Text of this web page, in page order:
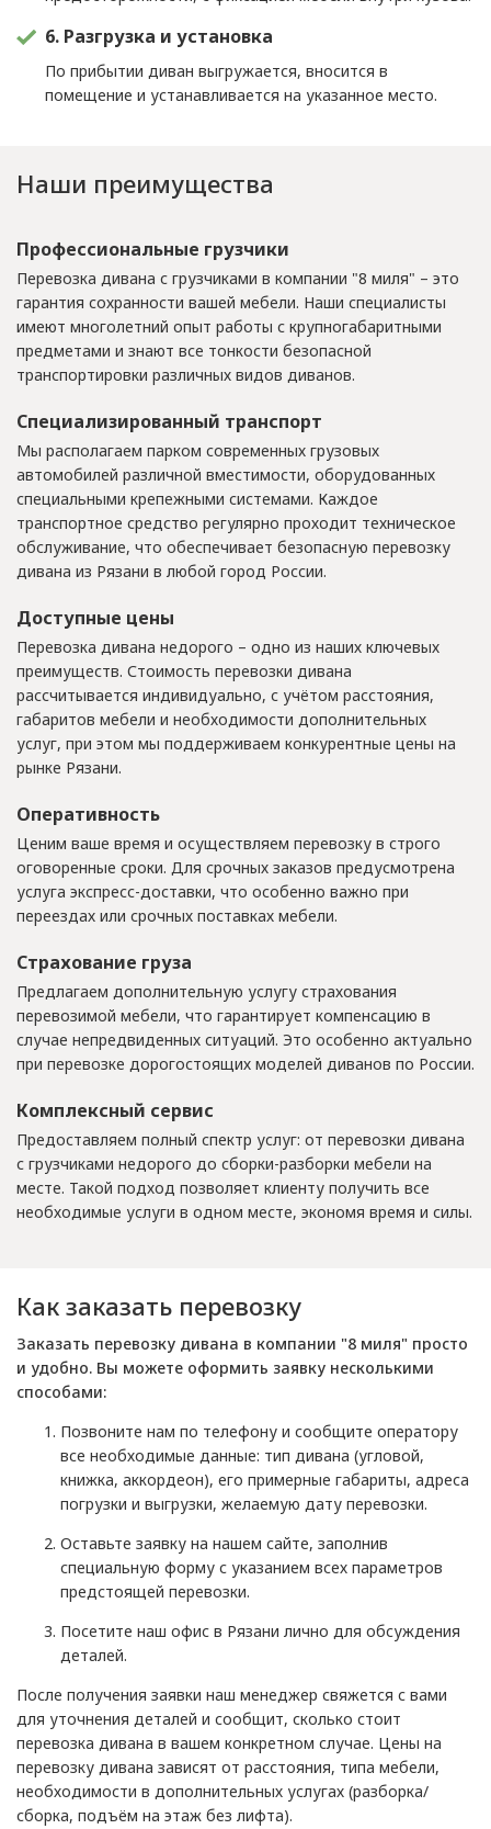
6. Разгрузка и установка
По прибытии диван выгружается, вносится в
помещение и устанавливается на указанное место.
Наши преимущества
Профессиональные грузчики
Перевозка дивана с грузчиками в компании "8 миля" – это
гарантия сохранности вашей мебели. Наши специалисты
имеют многолетний опыт работы с крупногабаритными
предметами и знают все тонкости безопасной
транспортировки различных видов диванов.
Специализированный транспорт
Мы располагаем парком современных грузовых
автомобилей различной вместимости, оборудованных
специальными крепежными системами. Каждое
транспортное средство регулярно проходит техническое
обслуживание, что обеспечивает безопасную перевозку
дивана из Рязани в любой город России.
Доступные цены
Перевозка дивана недорого – одно из наших ключевых
преимуществ. Стоимость перевозки дивана
рассчитывается индивидуально, с учётом расстояния,
габаритов мебели и необходимости дополнительных
услуг, при этом мы поддерживаем конкурентные цены на
рынке Рязани.
Оперативность
Ценим ваше время и осуществляем перевозку в строго
оговоренные сроки. Для срочных заказов предусмотрена
услуга экспресс-доставки, что особенно важно при
переездах или срочных поставках мебели.
Страхование груза
Предлагаем дополнительную услугу страхования
перевозимой мебели, что гарантирует компенсацию в
случае непредвиденных ситуаций. Это особенно актуально
при перевозке дорогостоящих моделей диванов по России.
Комплексный сервис
Предоставляем полный спектр услуг: от перевозки дивана
с грузчиками недорого до сборки-разборки мебели на
месте. Такой подход позволяет клиенту получить все
необходимые услуги в одном месте, экономя время и силы.
Как заказать перевозку
Заказать перевозку дивана в компании "8 миля" просто
и удобно. Вы можете оформить заявку несколькими
способами:
Позвоните нам по телефону и сообщите оператору
все необходимые данные: тип дивана (угловой,
книжка, аккордеон), его примерные габариты, адреса
погрузки и выгрузки, желаемую дату перевозки.
Оставьте заявку на нашем сайте, заполнив
специальную форму с указанием всех параметров
предстоящей перевозки.
Посетите наш офис в Рязани лично для обсуждения
деталей.
После получения заявки наш менеджер свяжется с вами
для уточнения деталей и сообщит, сколько стоит
перевозка дивана в вашем конкретном случае. Цены на
перевозку дивана зависят от расстояния, типа мебели,
необходимости в дополнительных услугах (разборка/
сборка, подъём на этаж без лифта).